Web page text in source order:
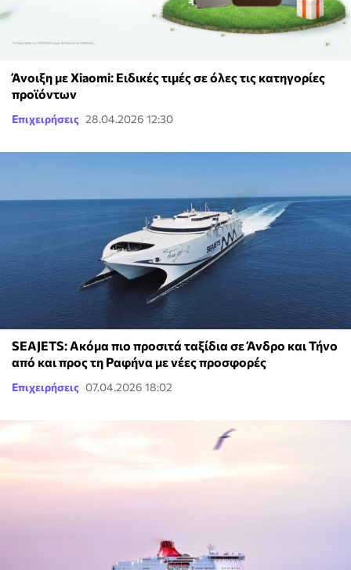
Άνοιξη με Xiaomi: Ειδικές τιμές σε όλες τις κατηγορίες
προϊόντων
Επιχειρήσεις 28.04.2026 12:30
SEAJETS: Ακόμα πιο προσιτά ταξίδια σε Άνδρο και Τήνο
από και προς τη Ραφήνα με νέες προσφορές
Επιχειρήσεις 07.04.2026 18:02